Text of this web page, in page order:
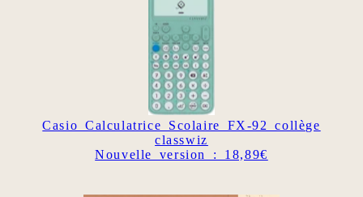
Casio Calculatrice Scolaire FX-92 collège
classwiz
Nouvelle version : 18,89€